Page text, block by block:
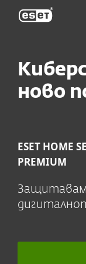
ново
ESET HOME
PREMIUM
ESET